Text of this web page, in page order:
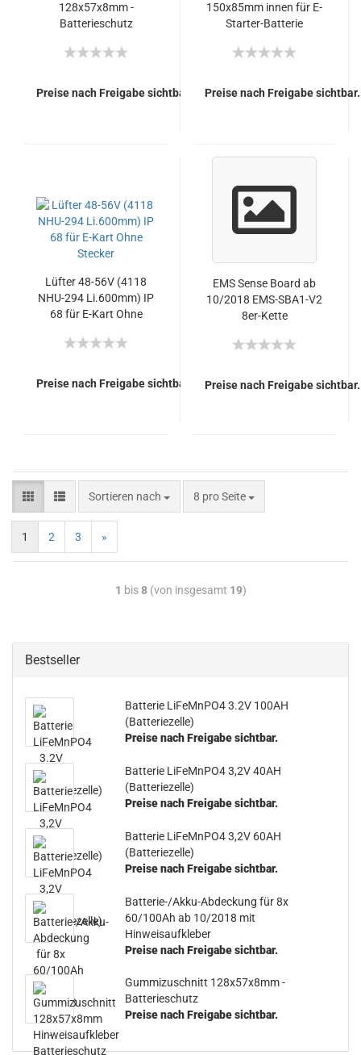
128x57x8mm -
Batterieschutz
Preise nach Freigabe sichtbar.
150x85mm innen für E-
Starter-Batterie
Preise nach Freigabe sichtbar.
Lüfter 48-56V (4118
NHU-294 Li.600mm) IP
68 für E-Kart Ohne
Preise nach Freigabe sichtbar.
EMS Sense Board ab
10/2018 EMS-SBA1-V2
8er-Kette
Preise nach Freigabe sichtbar.
Sortieren nach 8 pro Seite
1 2 3 »
1 bis8(von insgesamt 19)
Bestseller
Batterie LiFeMnPO4 3.2V 100AH
(Batteriezelle)
Preise nach Freigabe sichtbar.
Batterie LiFeMnPO4 3,2V 40AH
(Batteriezelle)
Preise nach Freigabe sichtbar.
Batterie LiFeMnPO4 3,2V 60AH
(Batteriezelle)
Preise nach Freigabe sichtbar.
Batterie-/Akku-Abdeckung für 8x
60/100Ah ab 10/2018 mit
Hinweisaufkleber
Preise nach Freigabe sichtbar.
Gummizuschnitt 128x57x8mm -
Batterieschutz
Preise nach Freigabe sichtbar.